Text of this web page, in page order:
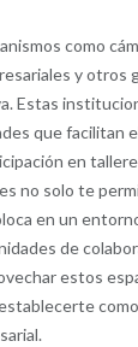
como
y otros
Estas
que facilitan
en
no solo te
en un
de
estos